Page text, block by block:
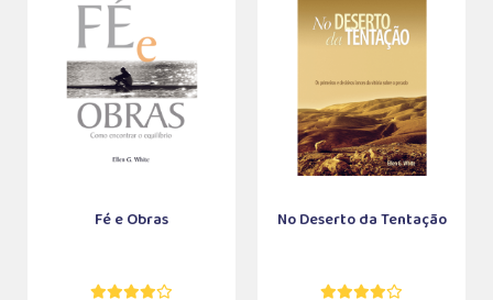
Fé e Obras No Deserto da Tentação